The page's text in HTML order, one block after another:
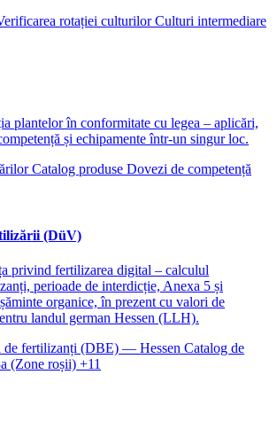
rotației culturilorCulturi intermediare
plantelor în conformitate cu legea – aplicări,
și echipamente într-un singur loc.
Catalog produse Dovezi de competență
(DüV)
privind fertilizarea digital – calculul
perioade de interdicție, Anexa 5 și
organice, în prezent cu valori de
landul german Hessen (LLH).
de fertilizanți (DBE) — Hessen Catalog de
(Zone roșii) +11